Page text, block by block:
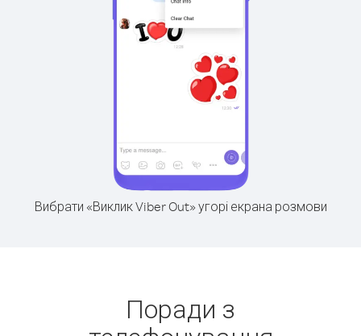
Вибрати «Виклик Viber Out» угорі екрана розмови
Поради з